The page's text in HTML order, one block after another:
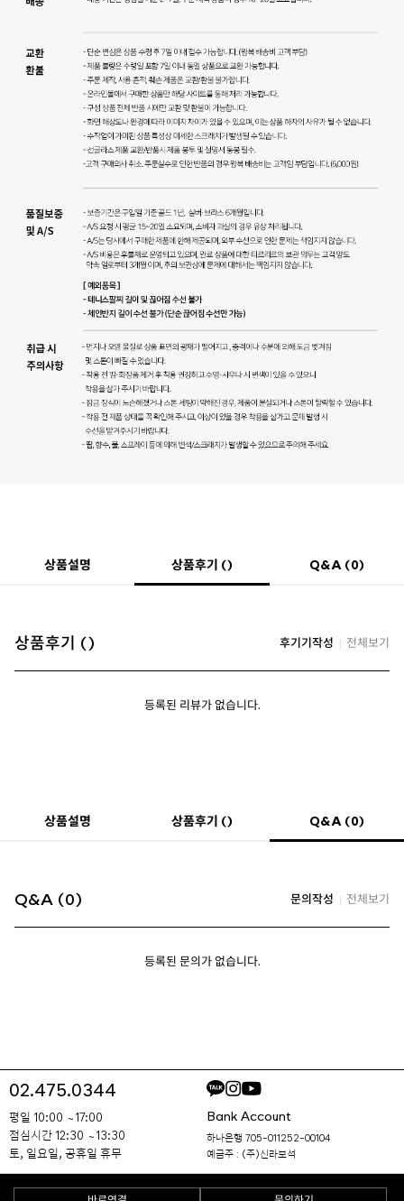
상품설명 상품후기 () Q&A (0)
상품후기 () 후기기작성 전체보기
등록된 리뷰가 없습니다.
상품설명 상품후기 () Q&A (0)
Q&A (0) 문의작성 전체보기
등록된 문의가 없습니다.
02.475.0344
평일 10:00 ~ 17:00
점심시간 12:30 ~ 13:30
토, 일요일, 공휴일 휴무
Bank Account
하나은행 705-011252-00104
예금주 : (주)신라보석